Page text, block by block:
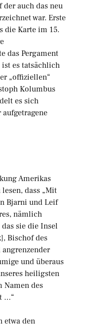
der auch das neu
war. Erste
die Karte im 15.
das Pergament
ist es tatsächlich
„offiziellen“
Kolumbus
es sich
Amerikas
dass „Mit
Bjarni und Leif
nämlich
sie die Insel
Bischof des
und überaus
heiligsten
Namen des
…“
etwa den